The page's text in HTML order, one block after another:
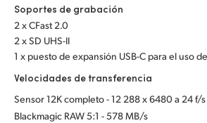
Soportes de grabación
2 x CFast 2.0
2 x SD UHS-II
1 x puesto de expansión USB-C para el uso
Velocidades de transferencia
Sensor 12K completo - 12 288 x 6480 a 24 f/s
Blackmagic RAW 5:1 - 578 MB/s